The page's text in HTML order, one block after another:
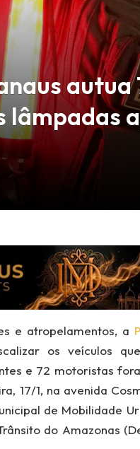
lâmpadas
e atropelamentos, a
os veículos
e 72 motoristas
17/1, na avenida
de Mobilidade
do Amazonas